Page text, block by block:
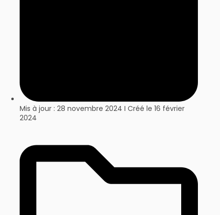
Mis à jour : 28 novembre 2024 I Créé le 16 février
2024